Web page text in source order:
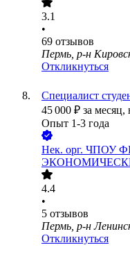
3.1
•
69 отзывов
Пермь, р-н
Откликнуться
Специалист
45 000 ₽ за месяц,
Опыт 1-3 года
Нек. орг. ЧПОУ
4.4
•
5 отзывов
Пермь, р-н
Откликнуться